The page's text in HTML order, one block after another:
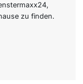
zu finden.